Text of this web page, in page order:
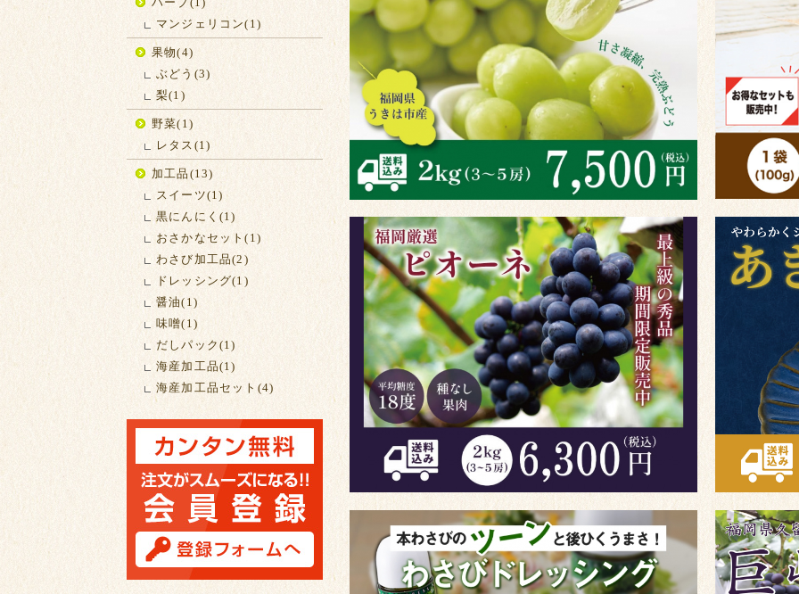
マンジェリコン(1)
果物(4)
ぶどう(3)
梨(1)
野菜(1)
レタス(1)
加工品(13)
スイーツ(1)
黒にんにく(1)
おさかなセット(1)
わさび加工品(2)
ドレッシング(1)
醤油(1)
味噌(1)
だしパック(1)
海産加工品(1)
海産加工品セット(4)